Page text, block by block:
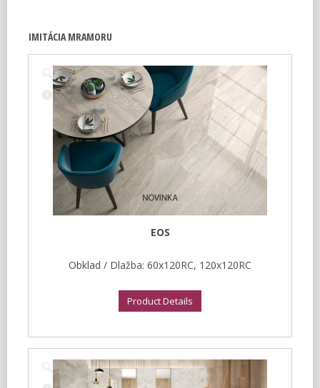
IMITÁCIA MRAMORU
EOS
Obklad / Dlažba: 60x120RC, 120x120RC
Product Details